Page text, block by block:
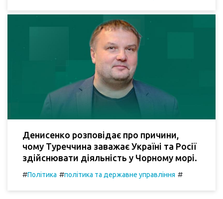
Денисенко розповідає про причини,
чому Туреччина заважає Україні та Росії
здійснювати діяльність у Чорному морі.
#Політика #політика та державне управління #